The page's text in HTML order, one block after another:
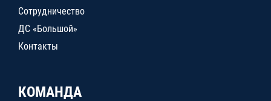
Сотрудничество
ДС «Большой»
Контакты
КОМАНДА